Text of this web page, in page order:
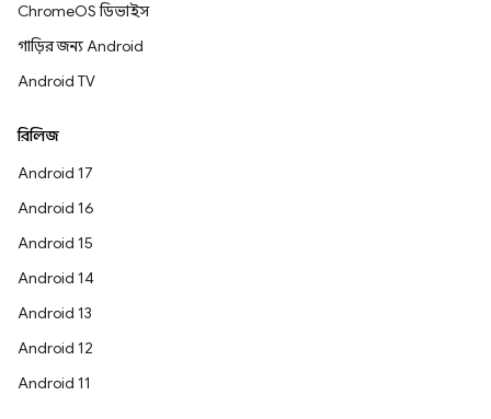
ChromeOS ডিভাইস
গাড়ির জন্য Android
Android TV
রিলিজ
Android 17
Android 16
Android 15
Android 14
Android 13
Android 12
Android 11